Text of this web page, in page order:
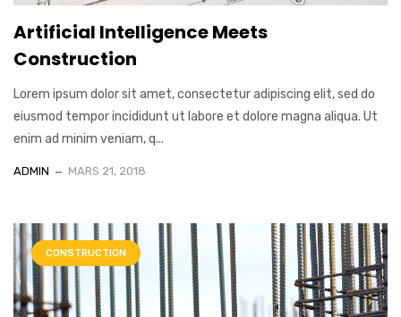
Artificial Intelligence Meets
Construction
Lorem ipsum dolor sit amet, consectetur adipiscing elit, sed do
eiusmod tempor incididunt ut labore et dolore magna aliqua. Ut
enim ad minim veniam, q...
ADMIN MARS 21, 2018
CONSTRUCTION